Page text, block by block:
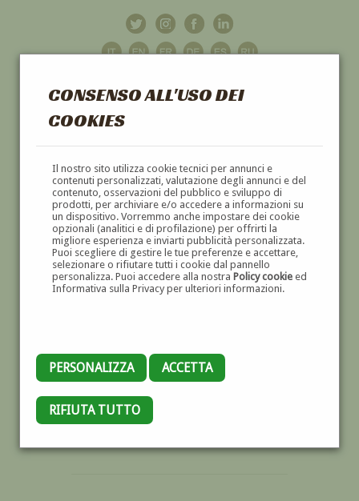
CONSENSO ALL'USO DEI
COOKIES
Il nostro sito utilizza cookie tecnici per annunci e
contenuti personalizzati, valutazione degli annunci e del
contenuto, osservazioni del pubblico e sviluppo di
prodotti, per archiviare e/o accedere a informazioni su
un dispositivo. Vorremmo anche impostare dei cookie
opzionali (analitici e di profilazione) per offrirti la
migliore esperienza e inviarti pubblicità personalizzata.
Puoi scegliere di gestire le tue preferenze e accettare,
selezionare o rifiutare tutti i cookie dal pannello
personalizza. Puoi accedere alla nostra Policy cookieed
Informativa sulla Privacy per ulteriori informazioni.
PERSONALIZZA ACCETTA
RIFIUTA TUTTO
GALLERIAD'ARTE
DIPINTI E SCULTURE '800 E '900